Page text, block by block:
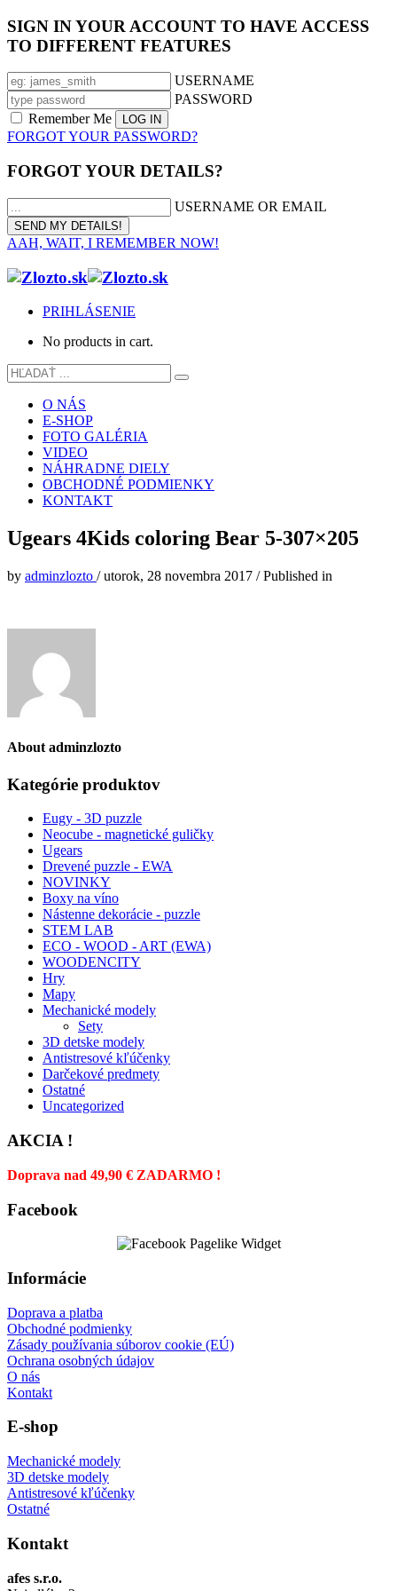
SIGN IN YOUR ACCOUNT TO HAVE ACCESS
TO DIFFERENT FEATURES
USERNAME
PASSWORD
Remember Me
FORGOT YOUR PASSWORD?
FORGOT YOUR DETAILS?
USERNAME OR EMAIL
AAH, WAIT, I REMEMBER NOW!
PRIHLÁSENIE
No products in cart.
O NÁS
E-SHOP
FOTO GALÉRIA
VIDEO
NÁHRADNE DIELY
OBCHODNÉ PODMIENKY
KONTAKT
Ugears 4Kids coloring Bear 5-307×205
by adminzlozto /utorok, 28 novembra 2017 /Published in
About adminzlozto
Kategórie produktov
Eugy - 3D puzzle
Neocube - magnetické guličky
Ugears
Drevené puzzle - EWA
NOVINKY
Boxy na víno
Nástenne dekorácie - puzzle
STEM LAB
ECO - WOOD - ART (EWA)
WOODENCITY
Hry
Mapy
Mechanické modely
Sety
3D detske modely
Antistresové kľúčenky
Darčekové predmety
Ostatné
Uncategorized
AKCIA !
Doprava nad 49,90 € ZADARMO !
Facebook
Informácie
Doprava a platba
Obchodné podmienky
Zásady používania súborov cookie (EÚ)
Ochrana osobných údajov
O nás
Kontakt
E-shop
Mechanické modely
3D detske modely
Antistresové kľúčenky
Ostatné
Kontakt
afes s.r.o.